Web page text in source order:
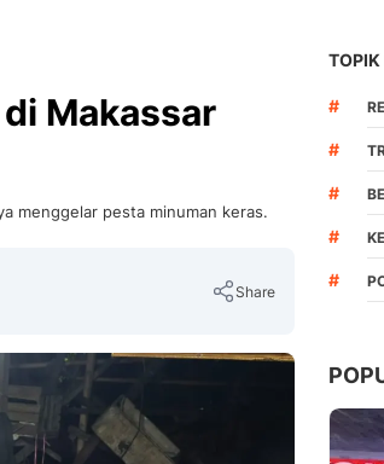
Makassar
menggelar pesta minuman keras.
Share
TOPIK
#
#
#
#
#